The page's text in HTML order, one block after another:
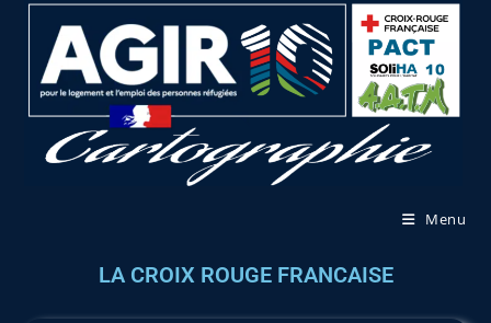
Menu
LA CROIX ROUGE FRANCAISE